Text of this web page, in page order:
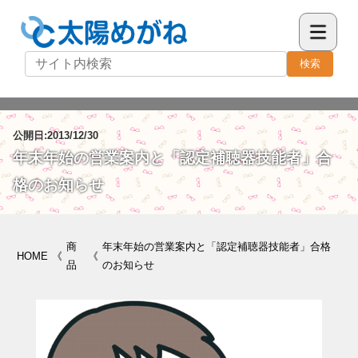
検索
公開日:2013/12/30
年末年始の営業案内と「認定補聴器技能者」合
格のお知らせ
HOME 《
商
品
《
年末年始の営業案内と「認定補聴器技能者」合格
のお知らせ